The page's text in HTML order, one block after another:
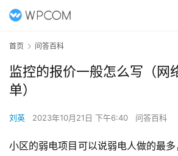
首页 问答百科
监控的报价一般怎么写（网
单）
刘英 2023年10月21日 下午6:40 问答百科
小区的弱电项目可以说弱电人做的最多